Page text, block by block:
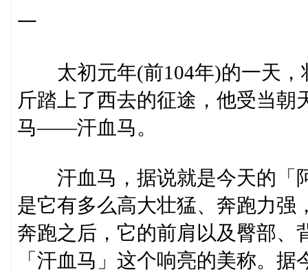
一
太初元年(前104年)的一天，
斤踏上了西去的征途，他受当
马——汗血马。
汗血马，据说就是今天的「
是它有多么高大壮猛、奔跑力强
奔跑之后，它的前肩以及臀部、
「汗血马」这个响亮的美称。